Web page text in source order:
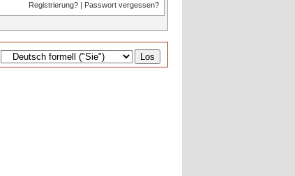
Registrierung? | Passwort vergessen?